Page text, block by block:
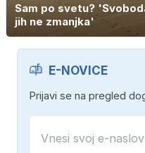
Sam po svetu?
jih ne zmanjka'
E-NOVICE
Prijavi se na pregled